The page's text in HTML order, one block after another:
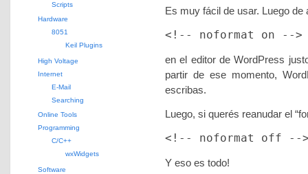
Es muy fácil de usar. Luego
<!-- noformat on -->
en el editor de WordPress
partir de ese momento,
escribas.
Luego, si querés reanudar el
<!-- noformat off --
Y eso es todo!
Scripts
Hardware
8051
Keil Plugins
High Voltage
Internet
E-Mail
Searching
Online Tools
Programming
C/C++
wxWidgets
Software